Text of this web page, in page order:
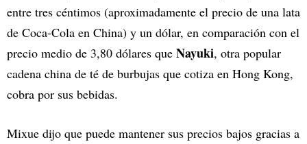
entre tres céntimos (aproximadamente el precio de una lata
de Coca-Cola en China) y un dólar, en comparación con el
precio medio de 3,80 dólares que Nayuki, otra popular
cadena china de té de burbujas que cotiza en Hong Kong,
cobra por sus bebidas.
Mixue dijo que puede mantener sus precios bajos gracias a